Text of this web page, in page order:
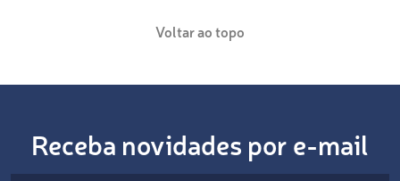
Voltar ao topo
Receba novidades por e-mail